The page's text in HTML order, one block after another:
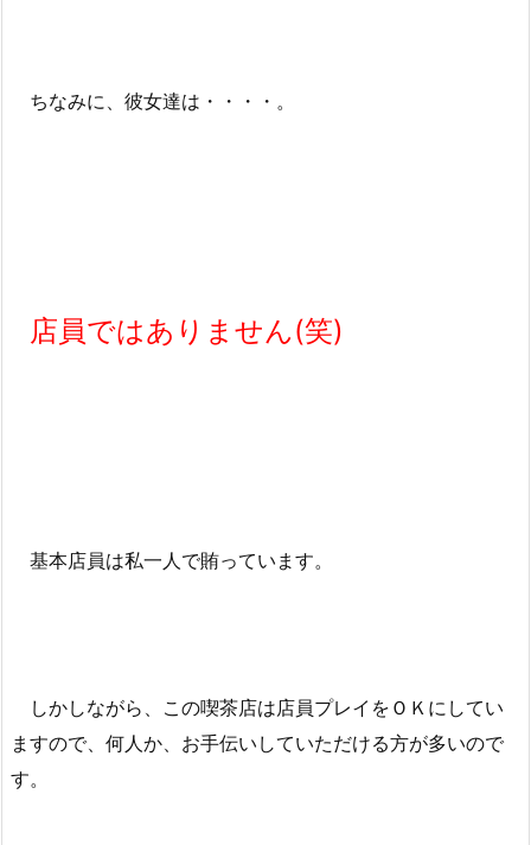
ちなみに、彼女達は・・・・。
店員ではありません(笑)
基本店員は私一人で賄っています。
しかしながら、この喫茶店は店員プレイをＯＫにしてい
ますので、何人か、お手伝いしていただける方が多いので
す。